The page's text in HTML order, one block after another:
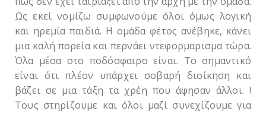
Ως εκεί νομίζω συμφωνούμε όλοι όμως λογική
και ηρεμία παιδιά. Η ομάδα φέτος ανέβηκε, κάνει
μια καλή πορεία και περνάει ντεφορμαρισμα τώρα.
Όλα μέσα στο ποδόσφαιρο είναι. Το σημαντικό
είναι ότι πλέον υπάρχει σοβαρή διοίκηση και
βάζει σε μια τάξη τα χρέη που άφησαν άλλοι. !
Τους στηρίζουμε και όλοι μαζί συνεχίζουμε για